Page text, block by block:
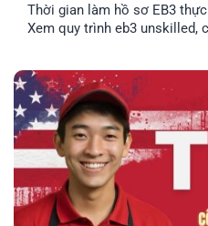
Thời gian làm hồ sơ EB3
Xem quy trình eb3 unskilled,